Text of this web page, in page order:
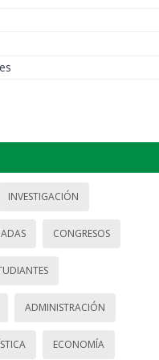
INVESTIGACIÓN
CONGRESOS
ADMINISTRACIÓN
ECONOMÍA